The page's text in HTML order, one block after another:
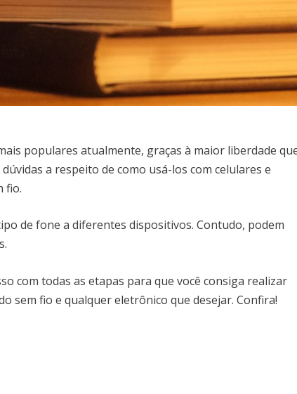
populares atualmente, graças à maior liberdade
a respeito de como usá-los com celulares e
fio.
de fone a diferentes dispositivos. Contudo, podem
com todas as etapas para que você consiga realizar
sem fio e qualquer eletrônico que desejar. Confira!